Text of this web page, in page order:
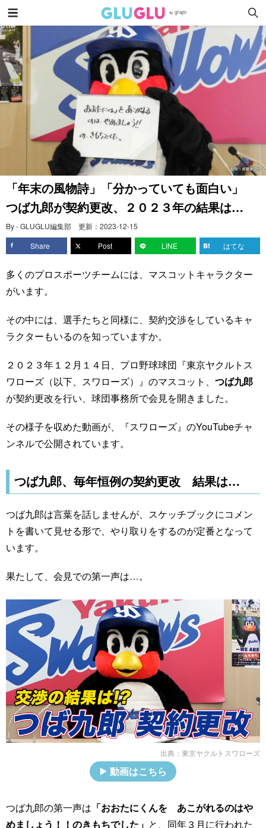
「年末の風物詩」「分かっていても面白い」
つば九郎が契約更改、２０２３年の結果は…
By - GLUGLU編集部 更新： 2023-12-15
Share
Post LINE はてな
多くのプロスポーツチームには、マスコットキャラクター
がいます。
その中には、選手たちと同様に、契約交渉をしているキャ
ラクターもいるのを知っていますか。
２０２３年１２月１４日、プロ野球球団『東京ヤクルトス
ワローズ（以下、スワローズ）』のマスコット、 つば九郎
が契約更改を行い、球団事務所で会見を開きました。
その様子を収めた動画が、『スワローズ』のYouTubeチャ
ンネルで公開されています。
つば九郎、毎年恒例の契約更改 結果は…
つば九郎は言葉を話しませんが、スケッチブックにコメン
トを書いて見せる形で、やり取りをするのが定番となって
います。
果たして、会見での第一声は…。
出典： 東京ヤクルトスワローズ
動画はこちら
つば九郎の第一声は 「おおたにくんを あこがれるのはや
めましょう！！のきもちでした」 と、同年３月に行われた